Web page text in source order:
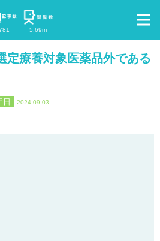
5.69m
定療養対象医薬品外である
2024.09.03